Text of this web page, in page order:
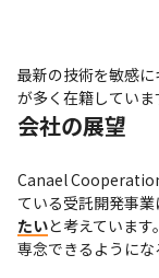
最新の技術を敏感
が多く在籍していま
会社の展望
Canael
ている受託開発事業
たいと考えていま
専念できるようにな